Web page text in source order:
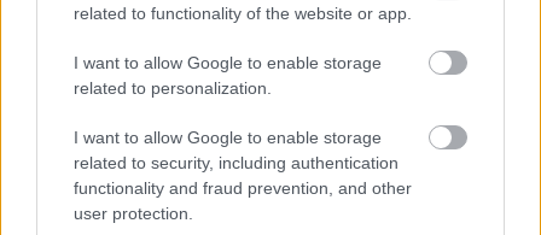
related to functionality of the website or app.
I want to allow Google to enable storage
related to personalization.
I want to allow Google to enable storage
related to security, including authentication
functionality and fraud prevention, and other
user protection.